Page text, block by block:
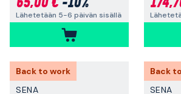
65,00 €-10%
Lähetetään 5-6 päivän sisällä
Back to work
SENA
Back
SENA